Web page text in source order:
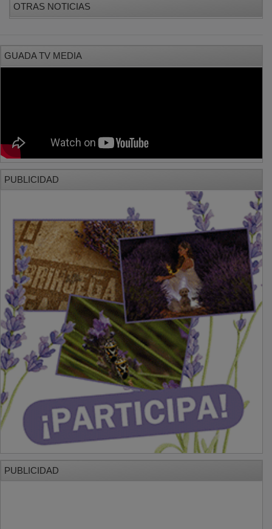
OTRAS NOTICIAS
GUADA TV MEDIA
PUBLICIDAD
PUBLICIDAD